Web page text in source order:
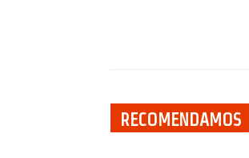
RECOMENDAMOS